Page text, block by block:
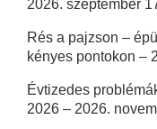
2026. szeptember
Rés a pajzson –
kényes pontokon –
Évtizedes
2026 – 2026.